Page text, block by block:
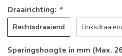
Draairichting: *
Rechtsdraaiend
Sparingshoogte in mm (Max.